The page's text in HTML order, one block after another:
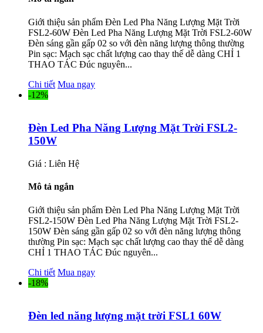
Giới thiệu sản phẩm Đèn Led Pha Năng Lượng Mặt Trời
FSL2-60W Đèn Led Pha Năng Lượng Mặt Trời FSL2-60W
Đèn sáng gần gấp 02 so với đèn năng lượng thông thường
Pin sạc: Mạch sạc chất lượng cao thay thế dễ dàng CHỈ 1
THAO TÁC Đúc nguyên...
Chi tiết Mua ngay
-12%
Đèn Led Pha Năng Lượng Mặt Trời FSL2-
150W
Giá : Liên Hệ
Mô tả ngắn
Giới thiệu sản phẩm Đèn Led Pha Năng Lượng Mặt Trời
FSL2-150W Đèn Led Pha Năng Lượng Mặt Trời FSL2-
150W Đèn sáng gần gấp 02 so với đèn năng lượng thông
thường Pin sạc: Mạch sạc chất lượng cao thay thế dễ dàng
CHỈ 1 THAO TÁC Đúc nguyên...
Chi tiết Mua ngay
-18%
Đèn led năng lượng mặt trời FSL1 60W